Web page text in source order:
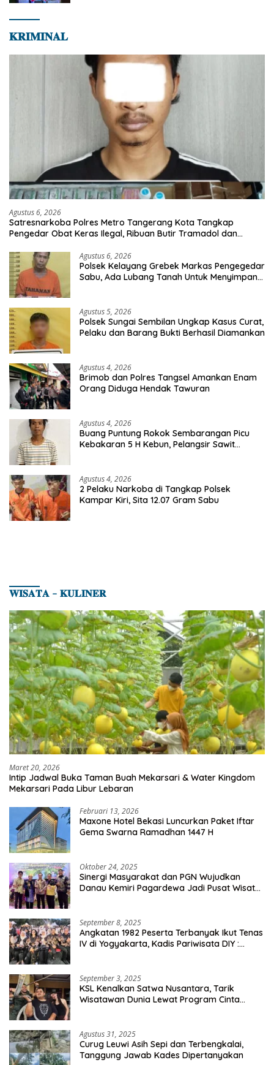
𝐊𝐑𝐈𝐌𝐈𝐍𝐀𝐋
Agustus 6, 2026
Satresnarkoba Polres Metro Tangerang Kota Tangkap
Pengedar Obat Keras Ilegal, Ribuan Butir Tramadol dan
Agustus 6, 2026
Polsek Kelayang Grebek Markas Pengegedar
Sabu, Ada Lubang Tanah Untuk Menyimpan
Agustus 5, 2026
Polsek Sungai Sembilan Ungkap Kasus Curat,
Pelaku dan Barang Bukti Berhasil Diamankan
Agustus 4, 2026
Brimob dan Polres Tangsel Amankan Enam
Orang Diduga Hendak Tawuran
Agustus 4, 2026
Buang Puntung Rokok Sembarangan Picu
Kebakaran 5 H Kebun, Pelangsir Sawit
Agustus 4, 2026
2 Pelaku Narkoba di Tangkap Polsek
Kampar Kiri, Sita 12.07 Gram Sabu
𝐖𝐈𝐒𝐀𝐓𝐀 – 𝐊𝐔𝐋𝐈𝐍𝐄𝐑
Maret 20, 2026
Intip Jadwal Buka Taman Buah Mekarsari & Water Kingdom
Mekarsari Pada Libur Lebaran
Februari 13, 2026
Maxone Hotel Bekasi Luncurkan Paket Iftar
Gema Swarna Ramadhan 1447 H
Oktober 24, 2025
Sinergi Masyarakat dan PGN Wujudkan
Danau Kemiri Pagardewa Jadi Pusat Wisata
September 8, 2025
Angkatan 1982 Peserta Terbanyak Ikut Tenas
IV di Yogyakarta, Kadis Pariwisata DIY :
September 3, 2025
KSL Kenalkan Satwa Nusantara, Tarik
Wisatawan Dunia Lewat Program Cinta
Agustus 31, 2025
Curug Leuwi Asih Sepi dan Terbengkalai,
Tanggung Jawab Kades Dipertanyakan